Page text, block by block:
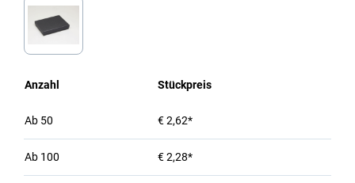
Anzahl Stückpreis
Ab 50 € 2,62*
Ab 100 € 2,28*